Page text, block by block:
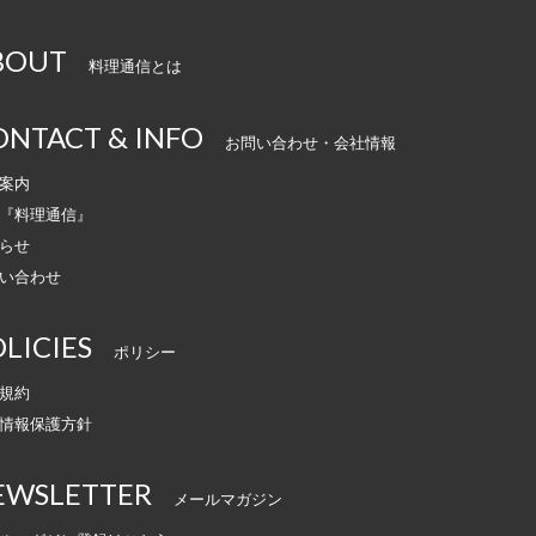
料理通信とは
& INFO お問い合わせ・会社情報
内
料理通信』
せ
合わせ
ポリシー
約
報保護方針
メールマガジン